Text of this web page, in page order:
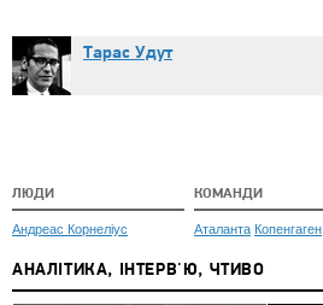
Тарас Удут
ЛЮДИ
Андреас Корнеліус
КОМАНДИ
Аталанта Копенгаген
АНАЛІТИКА, ІНТЕРВ'Ю, ЧТИВО